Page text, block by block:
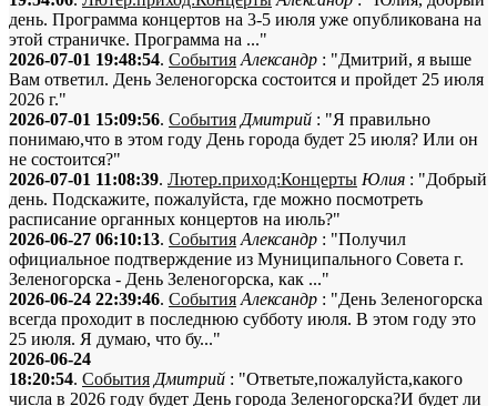
день. Программа концертов на 3-5 июля уже опубликована на
этой страничке. Программа на ..."
2026-07-01 19:48:54. События Александр : "Дмитрий, я выше
Вам ответил. День Зеленогорска состоится и пройдет 25 июля
2026 г."
2026-07-01 15:09:56. События Дмитрий : "Я правильно
понимаю,что в этом году День города будет 25 июля? Или он
не состоится?"
2026-07-01 11:08:39. Лютер.приход:Концерты Юлия : "Добрый
день. Подскажите, пожалуйста, где можно посмотреть
расписание органных концертов на июль?"
2026-06-27 06:10:13. События Александр : "Получил
официальное подтверждение из Муниципального Совета г.
Зеленогорска - День Зеленогорска, как ..."
2026-06-24 22:39:46. События Александр : "День Зеленогорска
всегда проходит в последнюю субботу июля. В этом году это
25 июля. Я думаю, что бу..."
2026-06-24
18:20:54. События Дмитрий : "Ответьте,пожалуйста,какого
числа в 2026 году будет День города Зеленогорска?И будет ли